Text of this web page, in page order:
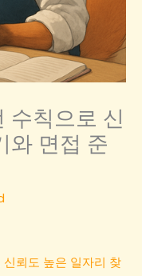
수칙으로 신
와 면접 준
뢰도 높은 일자리 찾